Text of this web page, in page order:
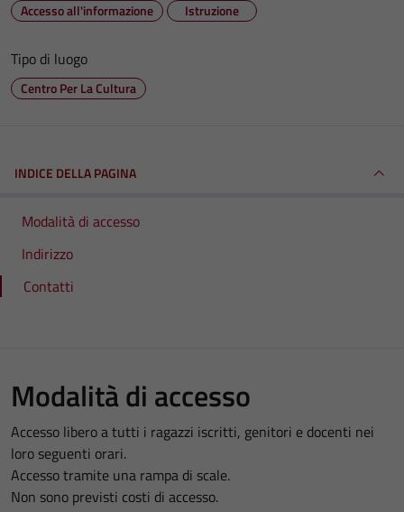
Accesso all'informazione Istruzione
Tipo di luogo
Centro Per La Cultura
INDICE DELLA PAGINA
Modalità di accesso
Indirizzo
Contatti
Modalità di accesso
Accesso libero a tutti i ragazzi iscritti, genitori e docenti nei
loro seguenti orari.
Accesso tramite una rampa di scale.
Non sono previsti costi di accesso.